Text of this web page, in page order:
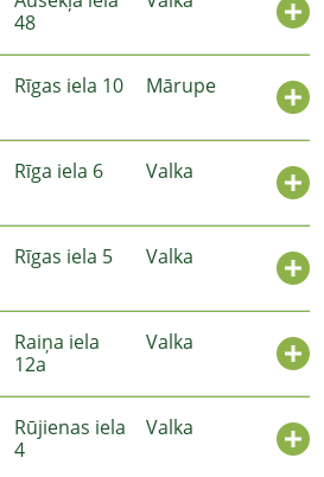
48
Rīgas iela 10 Mārupe
Rīga iela 6 Valka
Rīgas iela 5 Valka
Raiņa iela
12a
Valka
Rūjienas iela
4
Valka